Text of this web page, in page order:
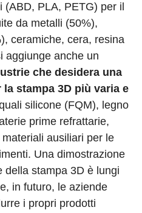
PLA, PETG) per il
da metalli (50%),
ceramiche, cera, resina
aggiunge anche un
che desidera una
stampa 3D più varia e
silicone (FQM), legno
prime refrattarie,
ausiliari per le
Una dimostrazione
della stampa 3D è lungi
in futuro, le aziende
i propri prodotti